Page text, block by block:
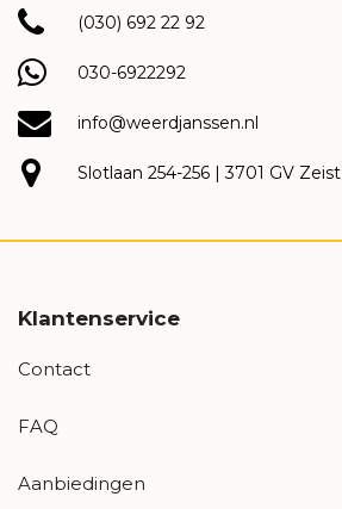
(030) 692 22 92
030-6922292
info@weerdjanssen.nl
Slotlaan 254-256 | 3701 GV Zeist
Klantenservice
Contact
FAQ
Aanbiedingen